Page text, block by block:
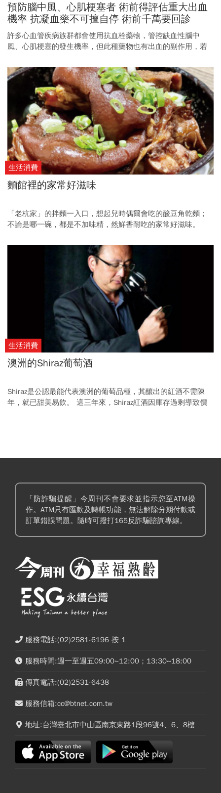
預防腦中風、心肌梗塞者 術前得評估重大出血
機率 抗凝血藥不可擅自停 術前千萬要回診
許多心血管疾病族群都會使用抗血栓藥物，管控缺血性腦中
風、心肌梗塞的發生機率，但此種藥物也有出血的副作用，若
生活消費
麵館裡的家常好滋味
「老杭家」的拌麵一入口，想起兒時偶爾會吃的酸豆角乾麵；
不論是哪一碗，都是不加味精，然鮮香耐吃的家常好滋味。
生活消費
澳洲的Shiraz葡萄酒
Shiraz是公認最能代表澳洲的葡萄品種，其釀出的紅酒不需陳
年，就已甜美易飲。 這三年來，Shiraz紅酒因庫存過剩導致價
「防詐騙提醒」今周刊不會要求並指示您至ATM操
作。ATM只有匯款及轉帳功能，無法解除分期付款或
訂單錯誤問題。隨時可撥打165反詐騙諮詢專線。
服務電話:(02)2581-6196 按 1
服務時間:週一至週五09:00~12:00；13:30~18:00
傳真電話:(02)2531-6438
服務信箱:cc@btnet.com.tw
地址:台灣臺北市中山區南京東路1段96號4、6、8樓